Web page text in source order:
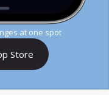
at one spot
Store